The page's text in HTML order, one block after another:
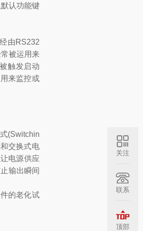
认功能键
由RS232
被运用来
触发启动
来监控或
(Switchin
交换式电
电源供应
输出瞬间
的老化试
关注
联系
顶部